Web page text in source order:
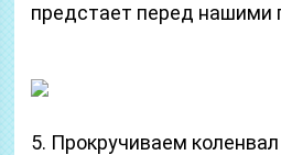
предстает перед нашими
5. Прокручиваем